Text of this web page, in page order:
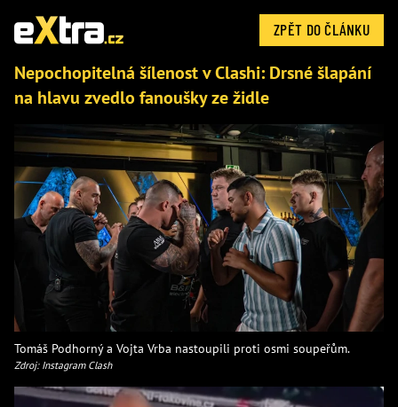
ZPĚT DO ČLÁNKU
Nepochopitelná šílenost v Clashi: Drsné šlapání
na hlavu zvedlo fanoušky ze židle
Tomáš Podhorný a Vojta Vrba nastoupili proti osmi soupeřům.
Zdroj: Instagram Clash